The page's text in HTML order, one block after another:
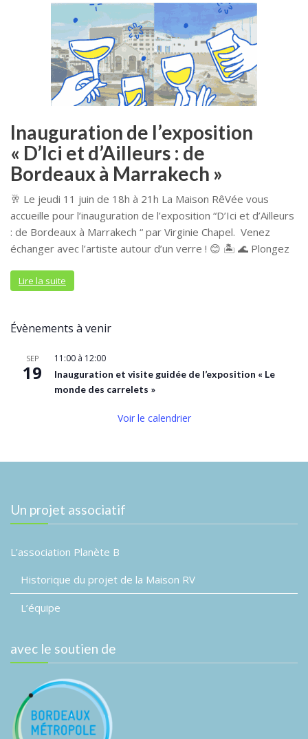
Inauguration de l’exposition
« D’Ici et d’Ailleurs : de
Bordeaux à Marrakech »
🥂 Le jeudi 11 juin de 18h à 21h La Maison RêVée vous
accueille pour l’inauguration de l’exposition “D’Ici et d’Ailleurs
: de Bordeaux à Marrakech “ par Virginie Chapel. Venez
échanger avec l’artiste autour d’un verre ! 😊 🏝️ 🌊 Plongez
Lire la suite
Évènements à venir
SEP
19
11:00 à 12:00
Inauguration et visite guidée de l’exposition « Le
monde des carrelets »
Voir le calendrier
Un projet associatif
L’association Planète B
Historique du projet de la Maison RV
L’équipe
avec le soutien de